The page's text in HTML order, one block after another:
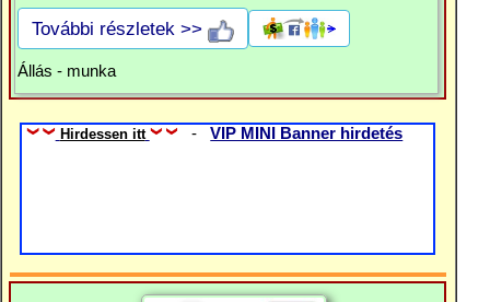
További részletek >>
Állás - munka
Hirdessen itt -VIP MINI Banner hirdetés